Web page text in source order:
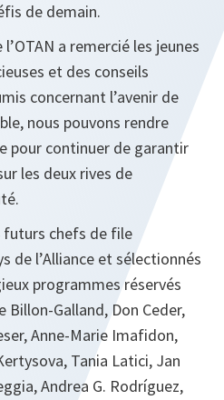
de demain.
a remercié les jeunes
et des conseils
concernant l’avenir de
nous pouvons rendre
pour continuer de garantir
les deux rives de
futurs chefs de file
de l’Alliance et sélectionnés
programmes réservés
Billon-Galland, Don Ceder,
Anne-Marie Imafidon,
Tania Latici, Jan
Andrea G. Rodríguez,